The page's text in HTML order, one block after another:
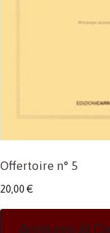
Offertoire n° 5
20,00 €
Aggiungi Al